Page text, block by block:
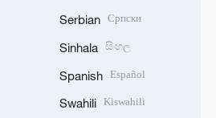
Serbian Српски
Sinhala සිංහල
Spanish Español
Swahili Kiswahili